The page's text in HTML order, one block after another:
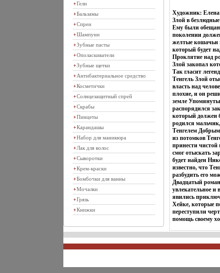
Гели
Бальзамы
Спреи
Шампуни
Зубные пасты
Ополаскиватели
Зубные щетки
Антибактериальное средство
Косметички
Солнцезащитный спрей
Скрабы
Пинцеты
Карандашы
Набор для маникюра
Лак для волос
Сыворотки
Крем-краски
Бомбочки для ванны
Мочалки
Грязь
Книжки
Художник: Елена
Злой в
Ему были
поколении
желтые кошачьи
который будет
Проклятие над
Злой закопал
Так гласит
Тенгель Злой
власть над
плохие, и он
земле
распорядился
который должен
родился
Тенгелем Добрым
из потомков
принести чистой
смог отыскать
будет найден
известно, что
разбудить его
Двадцатый
увлекательное и
явились
Хейке, которые
переступили
помощь своему